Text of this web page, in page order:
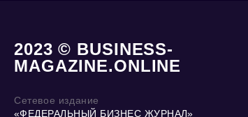
2023 © BUSINESS-
MAGAZINE.ONLINE
Сетевое издание
«ФЕДЕРАЛЬНЫЙ БИЗНЕС ЖУРНАЛ»